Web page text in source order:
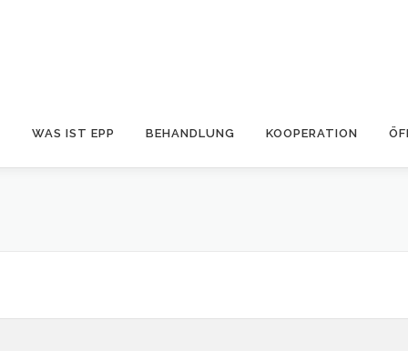
WAS IST EPP BEHANDLUNG KOOPERATION